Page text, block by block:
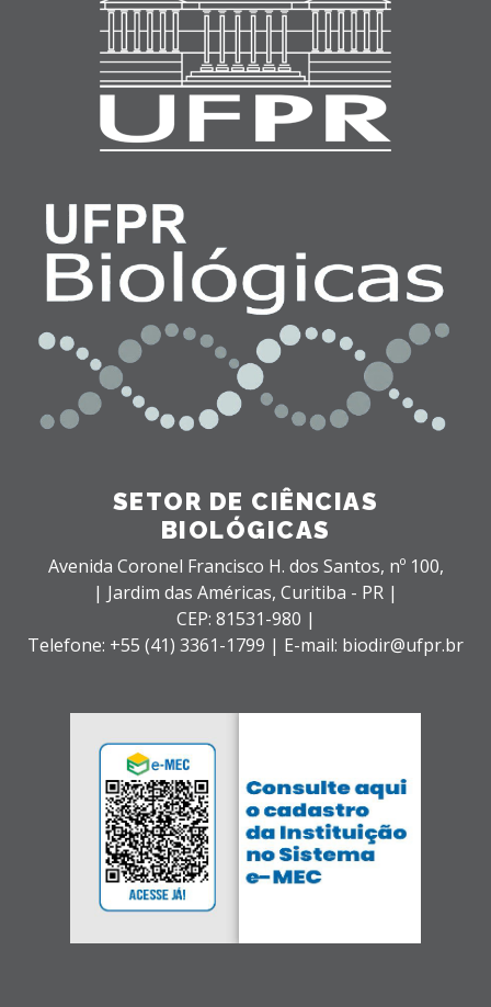
SETOR DE CIÊNCIAS
BIOLÓGICAS
Avenida Coronel Francisco H. dos Santos, nº 100,
| Jardim das Américas, Curitiba - PR |
CEP: 81531-980 |
Telefone: +55 (41) 3361-1799 | E-mail: biodir@ufpr.br